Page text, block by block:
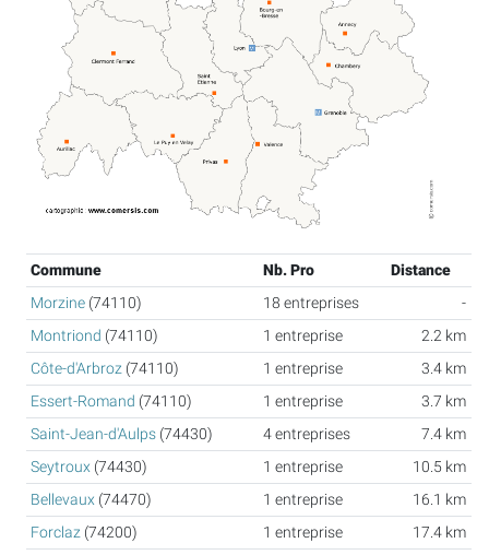
Commune Nb. Pro
Distance
Morzine (74110) 18 entreprises
-
Montriond (74110) 1 entreprise
2.2 km
Côte-d'Arbroz (74110) 1 entreprise
3.4 km
Essert-Romand (74110) 1 entreprise
3.7 km
Saint-Jean-d'Aulps (74430) 4 entreprises
7.4 km
Seytroux (74430) 1 entreprise
10.5 km
Bellevaux (74470) 1 entreprise
16.1 km
Forclaz (74200) 1 entreprise
17.4 km